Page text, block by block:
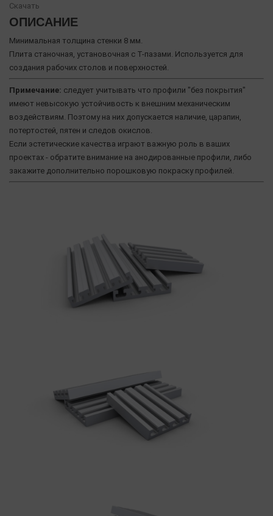
Скачать
ОПИСАНИЕ
Минимальная толщина стенки 8 мм.
Плита станочная, установочная с Т-пазами. Используется для
создания рабочих столов и поверхностей.
Примечание: следует учитывать что профили "без покрытия"
имеют невысокую устойчивость к внешним механическим
воздействиям. Поэтому на них допускается наличие, царапин,
потертостей, пятен и следов окислов.
Если эстетические качества играют важную роль в ваших
проектах - обратите внимание на анодированные профили, либо
закажите дополнительно порошковую покраску профилей.